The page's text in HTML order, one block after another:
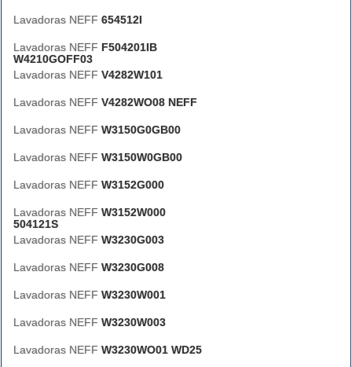
Lavadoras NEFF 654512I
Lavadoras NEFF F504201IB
W4210GOFF03
Lavadoras NEFF V4282W101
Lavadoras NEFF V4282WO08 NEFF
Lavadoras NEFF W3150G0GB00
Lavadoras NEFF W3150W0GB00
Lavadoras NEFF W3152G000
Lavadoras NEFF W3152W000
504121S
Lavadoras NEFF W3230G003
Lavadoras NEFF W3230G008
Lavadoras NEFF W3230W001
Lavadoras NEFF W3230W003
Lavadoras NEFF W3230WO01 WD25